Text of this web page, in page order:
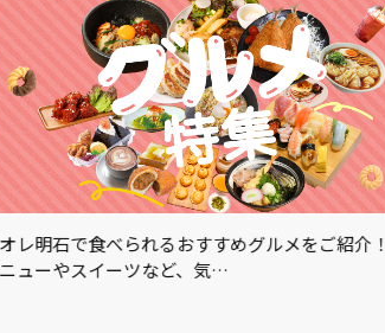
食べられるおすすめグルメをご紹介！ランチ
スイーツなど、気…